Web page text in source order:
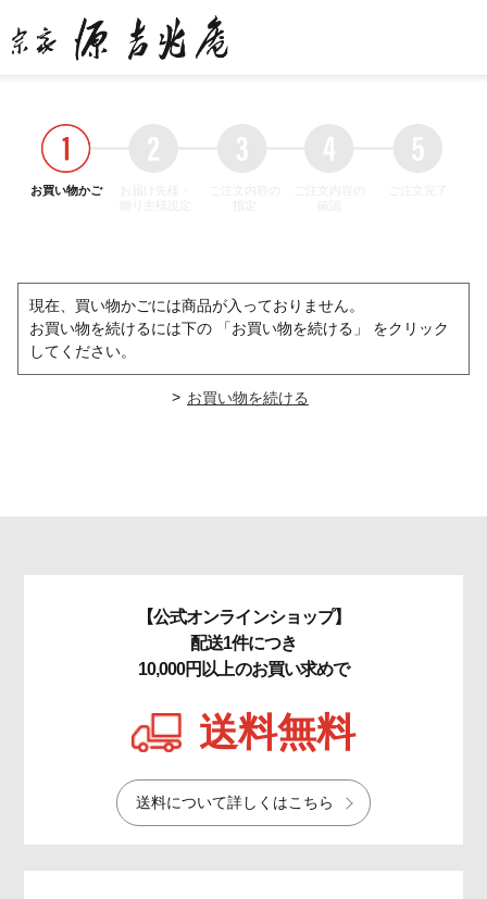
お買い物かご
現在、買い物かごには商品が入っておりません。
お買い物を続けるには下の 「お買い物を続ける」 をクリック
してください。
>
【公式オンラインショップ】
配送1件につき
10,000円以上のお買い求めで
送料無料
送料について詳しくはこちら